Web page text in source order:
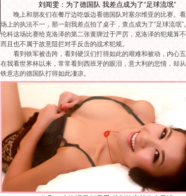
刘闻雯：为了德国队 我差点成为了“足球流氓”
晚上和朋友们在餐厅边吃饭边看德国队对塞尔维亚的比赛。
场上的执法不一，那一刻我差点拍了桌子，查点成为了“足球流氓”
伦科这场比赛给克洛泽的第二张黄牌过于严厉，克洛泽的犯规算不
而且也不属于故意阻拦对手反击的战术犯规。
看到铁军被击跨，看到硬汉们打得如此的艰难和被动，内心五
在我看世界杯以来，常常看到西班牙的眼泪，意大利的悲情，却
铁意志的德国队打得如此凄凉。